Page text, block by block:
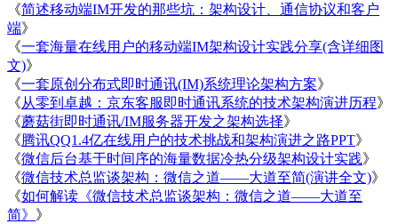
《简述移动端IM开发的那些坑：架构设计、通信协议和客户
端》
《一套海量在线用户的移动端IM架构设计实践分享(含详细图
文)》
《一套原创分布式即时通讯(IM)系统理论架构方案》
《从零到卓越：京东客服即时通讯系统的技术架构演进历程》
《蘑菇街即时通讯/IM服务器开发之架构选择》
《腾讯QQ1.4亿在线用户的技术挑战和架构演进之路PPT》
《微信后台基于时间序的海量数据冷热分级架构设计实践》
《微信技术总监谈架构：微信之道——大道至简(演讲全文)》
《如何解读《微信技术总监谈架构：微信之道——大道至
简》 》